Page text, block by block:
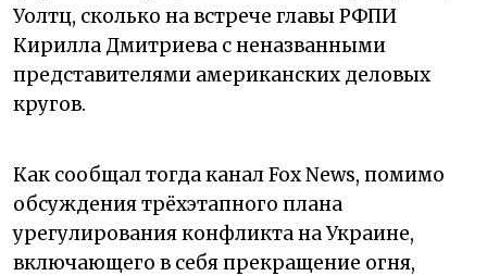
Уолтц, сколько на встрече главы РФПИ
Кирилла Дмитриева с неназванными
представителями американских деловых
кругов.
Как сообщал тогда канал Fox News, помимо
обсуждения трёхэтапного плана
урегулирования конфликта на Украине,
включающего в себя прекращение огня,